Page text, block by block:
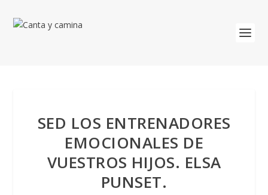
SED LOS ENTRENADORES
EMOCIONALES DE
VUESTROS HIJOS. ELSA
PUNSET.